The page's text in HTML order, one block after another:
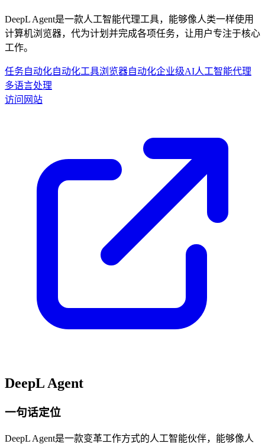
DeepL Agent是一款人工智能代理工具，能够像人类一样使用
计算机浏览器，代为计划并完成各项任务，让用户专注于核心
工作。
任务自动化自动化工具浏览器自动化企业级AI人工智能代理
多语言处理
访问网站
DeepL Agent
一句话定位
DeepL Agent是一款变革工作方式的人工智能伙伴，能够像人